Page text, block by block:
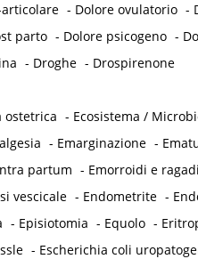
- Dolore ovulatorio -
parto - Dolore psicogeno -
- Droghe - Drospirenone
ostetrica - Ecosistema /
- Emarginazione -
partum - Emorroidi e ragadi
vescicale - Endometrite -
- Episiotomia - Equolo -
- Escherichia coli